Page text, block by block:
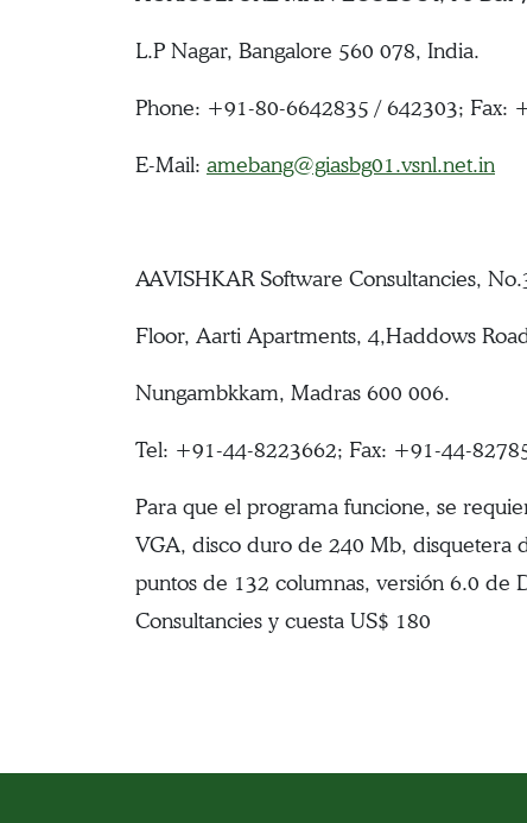
L.P Nagar, Bangalore 560 078, India.
Phone: +91-80-6642835 / 642303; Fax:
E-Mail: amebang@giasbg01.vsnl.net.in
AAVISHKAR Software Consultancies,
Floor, Aarti Apartments, 4,Haddows
Nungambkkam, Madras 600 006.
Tel: +91-44-8223662; Fax: +91-44-
Para que el programa funcione, se
VGA, disco duro de 240 Mb, disquetera
puntos de 132 columnas, versión 6.0 de
Consultancies y cuesta US$ 180